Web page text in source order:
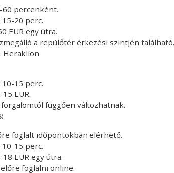
60 percenként.
15-20 perc.
EUR egy útra.
a repülőtér érkezési szintjén található.
Heraklion
10-15 perc.
15 EUR.
forgalomtól függően változhatnak.
foglalt időpontokban elérhető.
10-15 perc.
18 EUR egy útra.
foglalni online.